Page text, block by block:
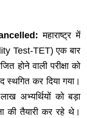
महाराष्ट्र में
Test-TET) एक बार
होने वाली परीक्षा को
कर दिया गया।
अभ्यर्थियों को बड़ा
की तैयारी कर रहे थे।